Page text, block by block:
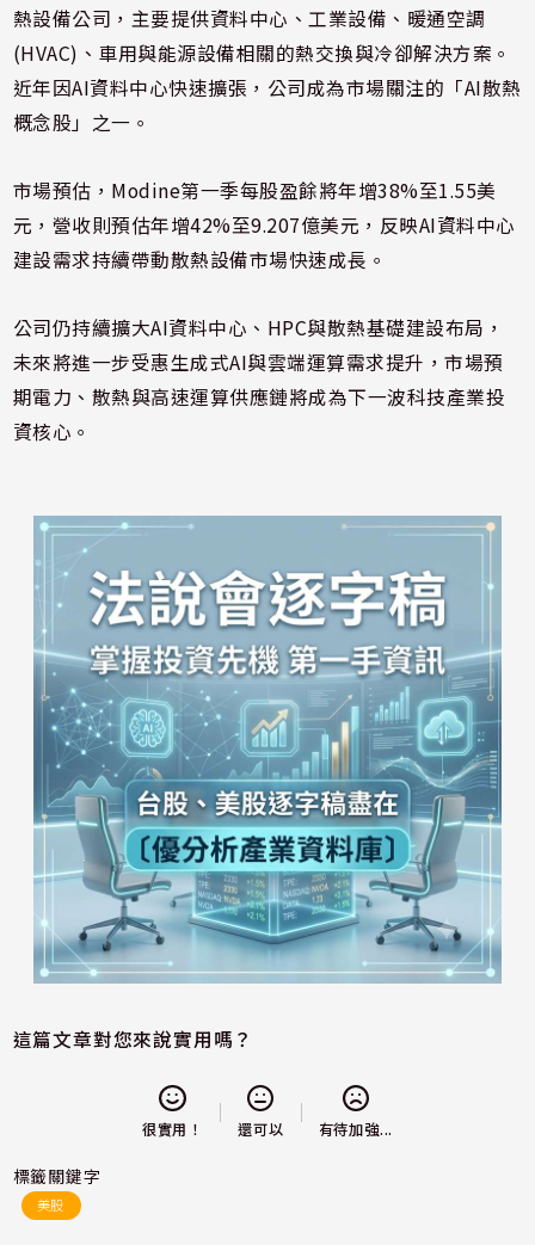
熱設備公司，主要提供資料中心、工業設備、暖通空調
(HVAC)、車用與能源設備相關的熱交換與冷卻解決方案。
近年因AI資料中心快速擴張，公司成為市場關注的「AI散熱
概念股」之一。
市場預估，Modine第一季每股盈餘將年增38%至1.55美
元，營收則預估年增42%至9.207億美元，反映AI資料中心
建設需求持續帶動散熱設備市場快速成長。
公司仍持續擴大AI資料中心、HPC與散熱基礎建設布局，
未來將進一步受惠生成式AI與雲端運算需求提升，市場預
期電力、散熱與高速運算供應鏈將成為下一波科技產業投
資核心。
這篇文章對您來說實用嗎？
很實用！ 還可以 有待加強...
標籤關鍵字
美股